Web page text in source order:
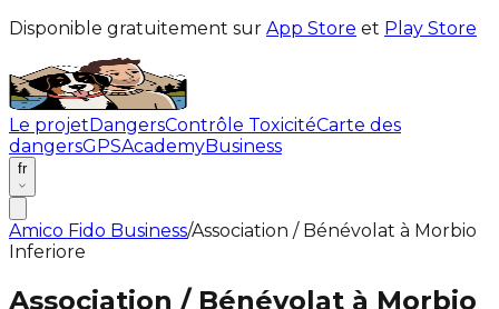
Disponible gratuitement sur App Store et Play Store
Le projetDangersContrôle ToxicitéCarte des
dangersGPSAcademyBusiness
fr
Amico Fido Business/Association / Bénévolat à Morbio
Inferiore
Association / Bénévolat à Morbio